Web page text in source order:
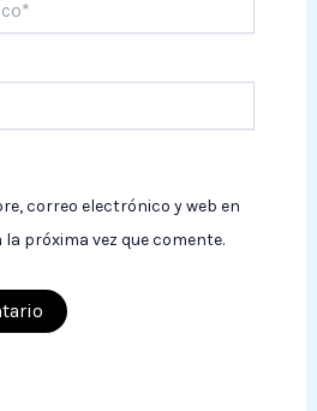
correo electrónico y web en
próxima vez que comente.